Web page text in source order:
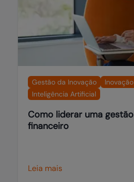
Gestão da Inovação
Inteligência Artificial
Como liderar uma
financeiro
Leia mais